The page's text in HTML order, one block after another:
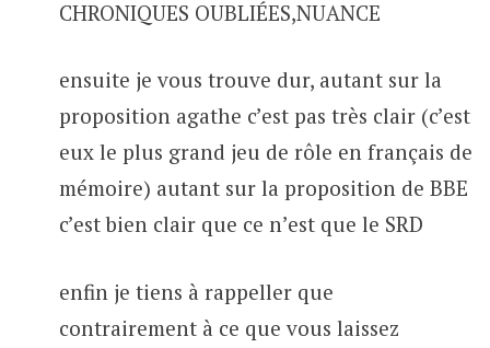
CHRONIQUES OUBLIÉES,NUANCE
ensuite je vous trouve dur, autant sur la
proposition agathe c’est pas très clair (c’est
eux le plus grand jeu de rôle en français de
mémoire) autant sur la proposition de BBE
c’est bien clair que ce n’est que le SRD
enfin je tiens à rappeller que
contrairement à ce que vous laissez